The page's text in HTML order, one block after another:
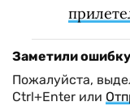
Заметили
Пожалуйста,
Ctrl+Enter или